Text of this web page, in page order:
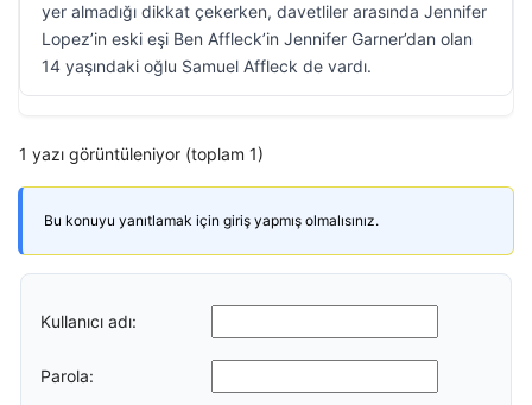
yer almadığı dikkat çekerken, davetliler arasında Jennifer
Lopez’in eski eşi Ben Affleck’in Jennifer Garner’dan olan
14 yaşındaki oğlu Samuel Affleck de vardı.
1 yazı görüntüleniyor (toplam 1)
Bu konuyu yanıtlamak için giriş yapmış olmalısınız.
Kullanıcı adı:
Parola: